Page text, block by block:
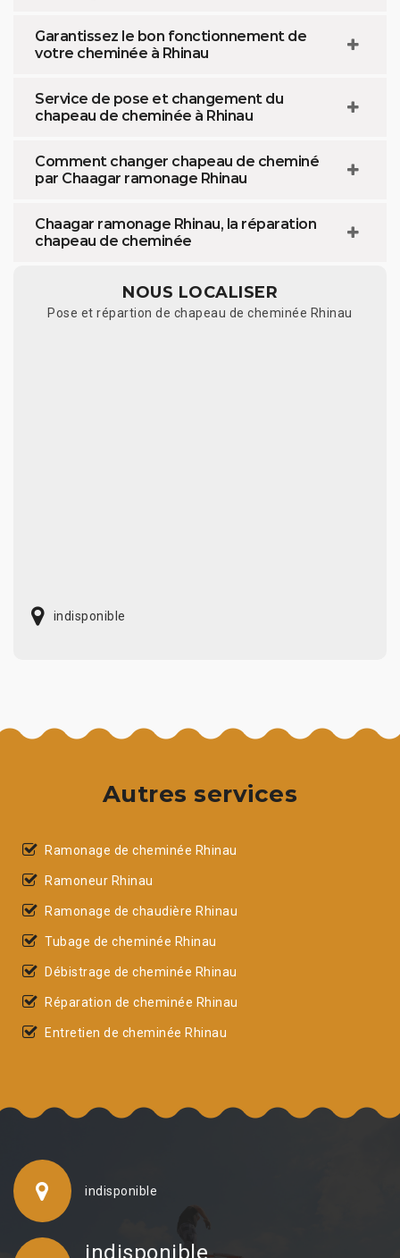
Garantissez le bon fonctionnement de
votre cheminée à Rhinau
Service de pose et changement du
chapeau de cheminée à Rhinau
Comment changer chapeau de cheminé
par Chaagar ramonage Rhinau
Chaagar ramonage Rhinau, la réparation
chapeau de cheminée
NOUS LOCALISER
Pose et répartion de chapeau de cheminée Rhinau
indisponible
Autres services
Ramonage de cheminée Rhinau
Ramoneur Rhinau
Ramonage de chaudière Rhinau
Tubage de cheminée Rhinau
Débistrage de cheminée Rhinau
Réparation de cheminée Rhinau
Entretien de cheminée Rhinau
indisponible
indisponible